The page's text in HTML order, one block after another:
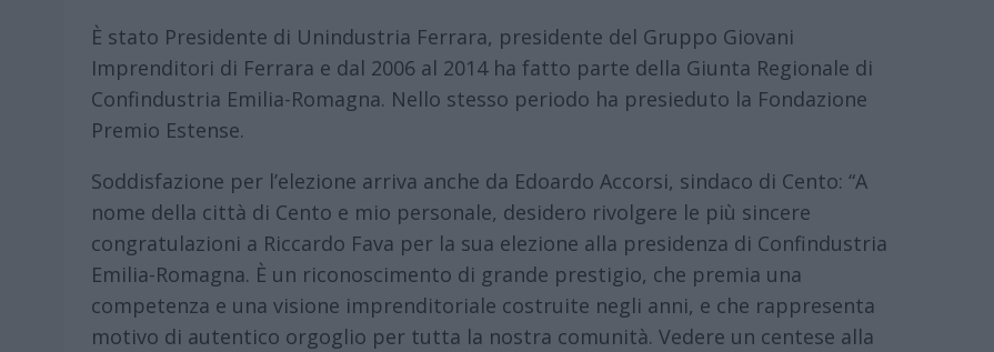
È stato Presidente di Unindustria Ferrara, presidente del Gruppo Giovani
Imprenditori di Ferrara e dal 2006 al 2014 ha fatto parte della Giunta Regionale di
Confindustria Emilia-Romagna. Nello stesso periodo ha presieduto la Fondazione
Premio Estense.
Soddisfazione per l’elezione arriva anche da Edoardo Accorsi, sindaco di Cento: “A
nome della città di Cento e mio personale, desidero rivolgere le più sincere
congratulazioni a Riccardo Fava per la sua elezione alla presidenza di Confindustria
Emilia-Romagna. È un riconoscimento di grande prestigio, che premia una
competenza e una visione imprenditoriale costruite negli anni, e che rappresenta
motivo di autentico orgoglio per tutta la nostra comunità. Vedere un centese alla